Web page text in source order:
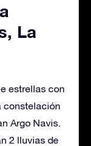
La
estrellas con
constelación
Argo Navis.
2 lluvias de